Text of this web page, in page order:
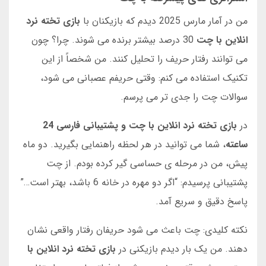
من در آمار مارس 2025 دیدم که بازیکنان با
بازی تخته نرد
انلاین با چت
30 درصد بیشتر برنده می شوند. چرا؟ چون
می توانند رفتار حریف را تحلیل کنند. من شخصاً از این
تکنیک استفاده می کنم: وقتی حریفم عصبانی می شود،
سوالات چت را جدی تر می پرسم.
در
بازی تخته نرد انلاین با چت و پشتیبانی فارسی 24
ساعته، شما می توانید در هر لحظه راهنمایی بگیرید. دو ماه
پیش، من در مرحله ی حساسی گیر کرده بودم. از چت
پشتیبانی پرسیدم: “اگر دو مهره در خانه 6 باشد، بهتر است…”
پاسخ دقیق و سریع آمد.
نکته کلیدی: چت باعث می شود حریفان رفتار واقعی نشان
دهند. من یک بار دیدم بازیکنی در بازی تخته نرد انلاین با